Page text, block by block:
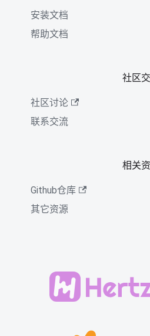
安装文档
帮助文档
社区
社区讨论
联系交流
相关
Github仓库
其它资源